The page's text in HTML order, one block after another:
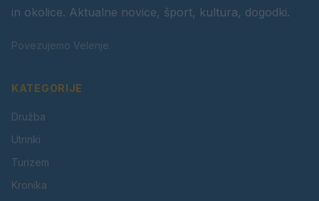
in okolice. Aktualne novice, šport, kultura, dogodki.
Povezujemo Velenje.
KATEGORIJE
Družba
Utrinki
Turizem
Kronika